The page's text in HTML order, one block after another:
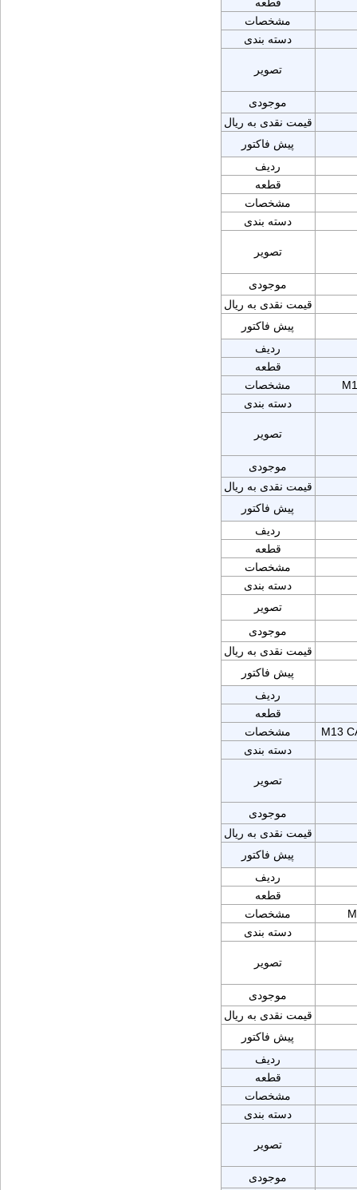
مشخصات
دسته بندی
تصویر
موجودی
قیمت نقدی به ریال
پیش فاکتور
ردیف
قطعه
مشخصات
دسته بندی
تصویر
موجودی
قیمت نقدی به ریال
پیش فاکتور
ردیف
قطعه
مشخصات
دسته بندی
تصویر
موجودی
قیمت نقدی به ریال
پیش فاکتور
ردیف
قطعه
مشخصات
دسته بندی
تصویر
موجودی
قیمت نقدی به ریال
پیش فاکتور
ردیف
قطعه
مشخصات
M13
دسته بندی
تصویر
موجودی
قیمت نقدی به ریال
پیش فاکتور
ردیف
قطعه
مشخصات
دسته بندی
تصویر
موجودی
قیمت نقدی به ریال
پیش فاکتور
ردیف
قطعه
مشخصات
دسته بندی
تصویر
موجودی